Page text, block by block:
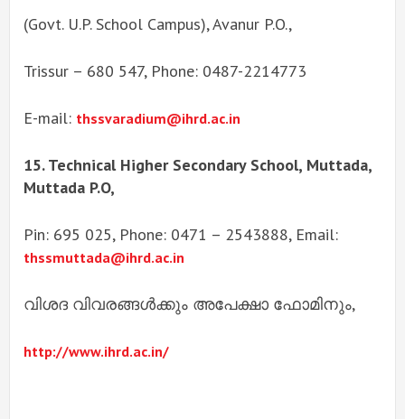
(Govt. U.P. School Campus), Avanur P.O.,
Trissur – 680 547, Phone: 0487-2214773
E-mail: thssvaradium@ihrd.ac.in
15. Technical Higher Secondary School, Muttada,
Muttada P.O,
Pin: 695 025, Phone: 0471 – 2543888, Email:
thssmuttada@ihrd.ac.in
വിശദ വിവരങ്ങൾക്കും അപേക്ഷാ ഫോമിനും,
http://www.ihrd.ac.in/